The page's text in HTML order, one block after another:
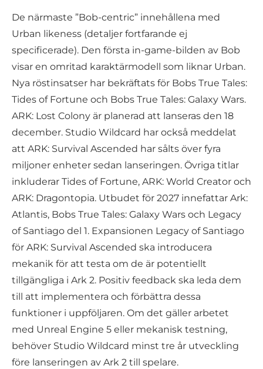
De närmaste ”Bob-centric” innehållena med
Urban likeness (detaljer fortfarande ej
specificerade). Den första in-game-bilden av Bob
visar en omritad karaktärmodell som liknar Urban.
Nya röstinsatser har bekräftats för Bobs True Tales:
Tides of Fortune och Bobs True Tales: Galaxy Wars.
ARK: Lost Colony är planerad att lanseras den 18
december. Studio Wildcard har också meddelat
att ARK: Survival Ascended har sålts över fyra
miljoner enheter sedan lanseringen. Övriga titlar
inkluderar Tides of Fortune, ARK: World Creator och
ARK: Dragontopia. Utbudet för 2027 innefattar Ark:
Atlantis, Bobs True Tales: Galaxy Wars och Legacy
of Santiago del 1. Expansionen Legacy of Santiago
för ARK: Survival Ascended ska introducera
mekanik för att testa om de är potentiellt
tillgängliga i Ark 2. Positiv feedback ska leda dem
till att implementera och förbättra dessa
funktioner i uppföljaren. Om det gäller arbetet
med Unreal Engine 5 eller mekanisk testning,
behöver Studio Wildcard minst tre år utveckling
före lanseringen av Ark 2 till spelare.